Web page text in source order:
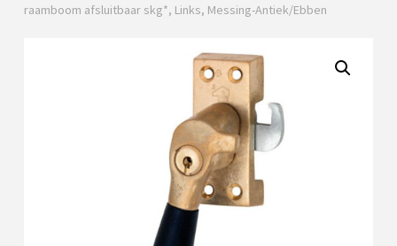
raamboom afsluitbaar skg*, Links, Messing-Antiek/Ebben